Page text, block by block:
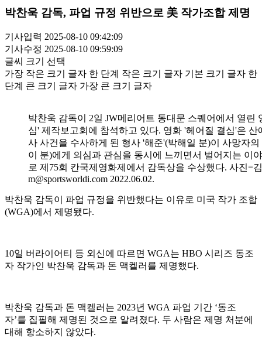
박찬욱 감독, 파업 규정 위반으로 美 작가조합 제명
기사입력 2025-08-10 09:42:09
기사수정 2025-08-10 09:59:09
글씨 크기 선택
가장 작은 크기 글자 한 단계 작은 크기 글자 기본 크기 글자 한
단계 큰 크기 글자 가장 큰 크기 글자
박찬욱 감독이 2일 JW메리어트 동대문 스퀘어에서 열린
심' 제작보고회에 참석하고 있다. 영화 '헤어질 결심'은 산
사 사건을 수사하게 된 형사 '해준'(박해일 분)이 사망자
이 분)에게 의심과 관심을 동시에 느끼면서 벌어지는 이
로 제75회 칸국제영화제에서 감독상을 수상했다. 사진=
m@sportsworldi.com 2022.06.02.
박찬욱 감독이 파업 규정을 위반했다는 이유로 미국 작가 조합
(WGA)에서 제명됐다.
10일 버라이어티 등 외신에 따르면 WGA는 HBO 시리즈 동조
자 작가인 박찬욱 감독과 돈 맥켈러를 제명했다.
박찬욱 감독과 돈 맥켈러는 2023년 WGA 파업 기간 ‘동조
자’를 집필해 제명된 것으로 알려졌다. 두 사람은 제명 처분에
대해 항소하지 않았다.